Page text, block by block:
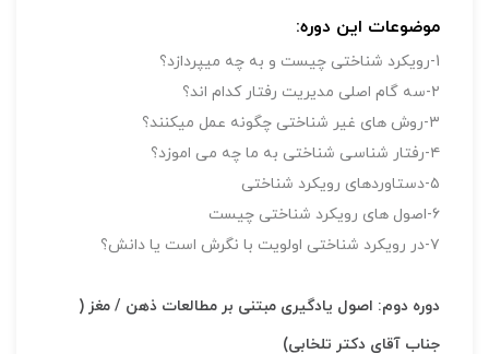
موضوعات این دوره:
1-رویکرد شناختی چیست و به چه میپردازد؟
۲-سه گام اصلی مدیریت رفتار کدام اند؟
۳-روش های غیر شناختی چگونه عمل میکنند؟
۴-رفتار شناسی شناختی به ما چه می اموزد؟
۵-دستاوردهای رویکرد شناختی
۶-اصول های رویکرد شناختی چیست
۷-در رویکرد شناختی اولویت با نگرش است یا دانش؟
دوره دوم: اصول یادگیری مبتنی بر مطالعات ذهن / مغز (
جناب آقای دکتر تلخابی)